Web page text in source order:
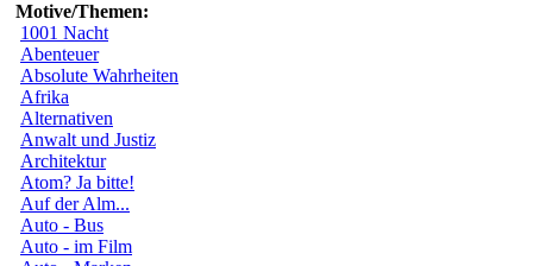
Motive/Themen:
1001 Nacht
Abenteuer
Absolute Wahrheiten
Afrika
Alternativen
Anwalt und Justiz
Architektur
Atom? Ja bitte!
Auf der Alm...
Auto - Bus
Auto - im Film